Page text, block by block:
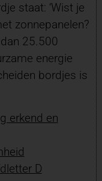
staat: ‘Wist je
zonnepanelen?
25.500
energie
bordjes is
erkend en
D